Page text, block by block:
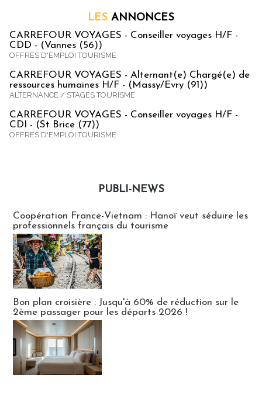
LES ANNONCES
CARREFOUR VOYAGES - Conseiller voyages H/F -
CDD - (Vannes (56))
OFFRES D'EMPLOI TOURISME
CARREFOUR VOYAGES - Alternant(e) Chargé(e) de
ressources humaines H/F - (Massy/Evry (91))
ALTERNANCE / STAGES TOURISME
CARREFOUR VOYAGES - Conseiller voyages H/F -
CDI - (St Brice (77))
OFFRES D'EMPLOI TOURISME
PUBLI-NEWS
Coopération France-Vietnam : Hanoï veut séduire les
professionnels français du tourisme
Bon plan croisière : Jusqu'à 60% de réduction sur le
2ème passager pour les départs 2026 !